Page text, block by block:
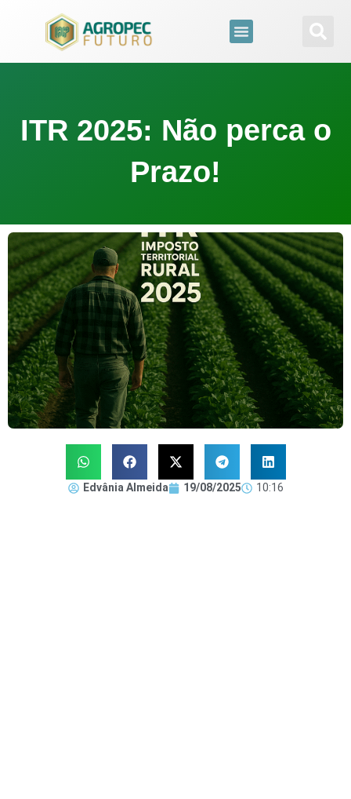
conteúdo
ITR 2025: Não perca o
Prazo!
Edvânia Almeida 19/08/2025 10:16